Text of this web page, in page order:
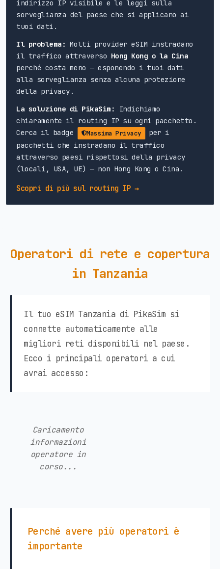
indirizzo IP visibile e le leggi sulla
sorveglianza del paese che si applicano ai
tuoi dati.
Il problema: Molti provider eSIM instradano
il traffico attraverso Hong Kong o la Cina
perché costa meno — esponendo i tuoi dati
alla sorveglianza senza alcuna protezione
della privacy.
La soluzione di PikaSim:
Indichiamo
chiaramente il routing IP su ogni pacchetto.
Cerca il badge
Massima Privacy
per i
pacchetti che instradano il traffico
attraverso paesi rispettosi della privacy
(locali, USA, UE) — non Hong Kong o Cina.
Scopri di più sul routing IP →
Operatori di rete e copertura
in Tanzania
Il tuo eSIM Tanzania di PikaSim si
connette automaticamente alle
migliori reti disponibili nel paese.
Ecco i principali operatori a cui
avrai accesso:
Caricamento
informazioni
operatore in
corso...
Perché avere più operatori è
importante